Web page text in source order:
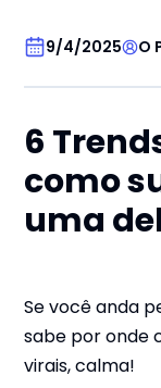
9/4/2025 O
CRESCER
6
como
uma
Se você anda
sabe por onde
virais, calma!